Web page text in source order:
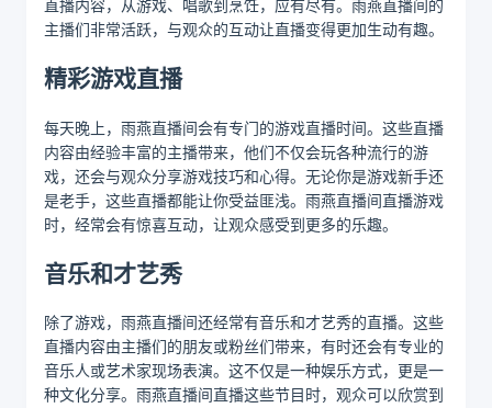
直播内容，从游戏、唱歌到烹饪，应有尽有。雨燕直播间的
主播们非常活跃，与观众的互动让直播变得更加生动有趣。
精彩游戏直播
每天晚上，雨燕直播间会有专门的游戏直播时间。这些直播
内容由经验丰富的主播带来，他们不仅会玩各种流行的游
戏，还会与观众分享游戏技巧和心得。无论你是游戏新手还
是老手，这些直播都能让你受益匪浅。雨燕直播间直播游戏
时，经常会有惊喜互动，让观众感受到更多的乐趣。
音乐和才艺秀
除了游戏，雨燕直播间还经常有音乐和才艺秀的直播。这些
直播内容由主播们的朋友或粉丝们带来，有时还会有专业的
音乐人或艺术家现场表演。这不仅是一种娱乐方式，更是一
种文化分享。雨燕直播间直播这些节目时，观众可以欣赏到